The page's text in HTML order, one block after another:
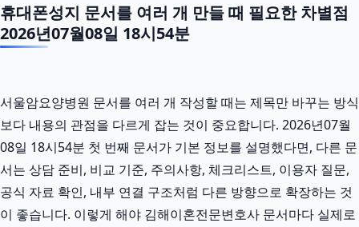
휴대폰성지 문서를 여러 개 만들 때 필요한 차별점
2026년07월08일 18시54분
서울암요양병원 문서를 여러 개 작성할 때는 제목만 바꾸는 방식
보다 내용의 관점을 다르게 잡는 것이 중요합니다. 2026년07월
08일 18시54분 첫 번째 문서가 기본 정보를 설명했다면, 다른 문
서는 상담 준비, 비교 기준, 주의사항, 체크리스트, 이용자 질문,
공식 자료 확인, 내부 연결 구조처럼 다른 방향으로 확장하는 것
이 좋습니다. 이렇게 해야 김해이혼전문변호사 문서마다 실제로